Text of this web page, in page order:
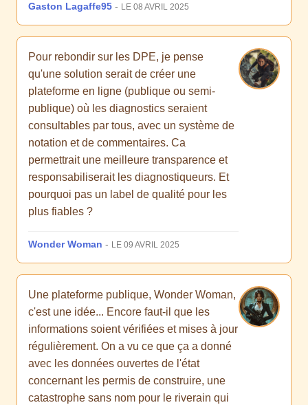
Gaston Lagaffe95 - LE 08 AVRIL 2025
Pour rebondir sur les DPE, je pense
qu'une solution serait de créer une
plateforme en ligne (publique ou semi-
publique) où les diagnostics seraient
consultables par tous, avec un système de
notation et de commentaires. Ca
permettrait une meilleure transparence et
responsabiliserait les diagnostiqueurs. Et
pourquoi pas un label de qualité pour les
plus fiables ?
Wonder Woman - LE 09 AVRIL 2025
Une plateforme publique, Wonder Woman,
c'est une idée... Encore faut-il que les
informations soient vérifiées et mises à jour
régulièrement. On a vu ce que ça a donné
avec les données ouvertes de l'état
concernant les permis de construire, une
catastrophe sans nom pour le riverain qui